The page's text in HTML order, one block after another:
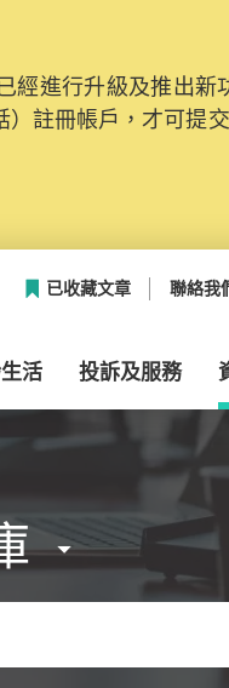
進行升級及推出新
註冊帳戶，才可提
已收藏文章 聯絡我
活 投訴及服務